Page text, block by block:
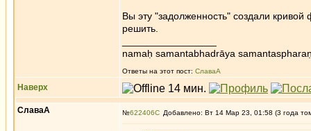
Вы эту "задолженность" создали
решить.
namaḥ samantabhadrāya
Ответы на этот пост: СлаваА
Наверх
СлаваА №622406 Добавлено: Вт 14 Мар 23, 01:58 (3 года